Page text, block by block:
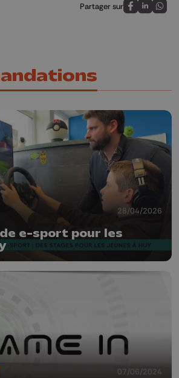
Partager sur
Partagez sur
Partagez
28/04/2026
e-sport pour les
07/06/2024